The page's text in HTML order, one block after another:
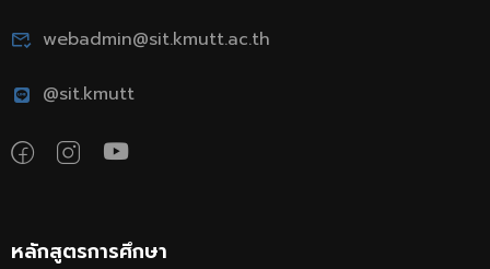
webadmin@sit.kmutt.ac.th
@sit.kmutt
หลักสูตรการศึกษา